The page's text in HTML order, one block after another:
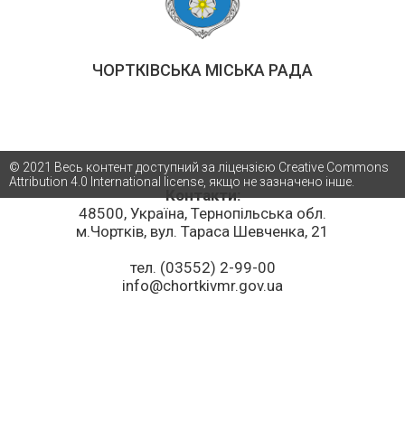
ЧОРТКІВСЬКА МІСЬКА РАДА
Контакти:
48500, Україна, Тернопільська обл.
м.Чортків, вул. Тараса Шевченка, 21
тел. (03552) 2-99-00
info@chortkivmr.gov.ua
© 2021 Весь контент доступний за ліцензією Creative Commons
Attribution 4.0 International license, якщо не зазначено інше.